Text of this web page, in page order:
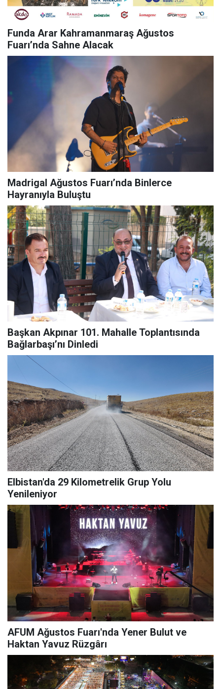
Funda Arar Kahramanmaraş Ağustos
Fuarı’nda Sahne Alacak
Madrigal Ağustos Fuarı’nda Binlerce
Hayranıyla Buluştu
Başkan Akpınar 101. Mahalle Toplantısında
Bağlarbaşı’nı Dinledi
Elbistan'da 29 Kilometrelik Grup Yolu
Yenileniyor
AFUM Ağustos Fuarı'nda Yener Bulut ve
Haktan Yavuz Rüzgârı